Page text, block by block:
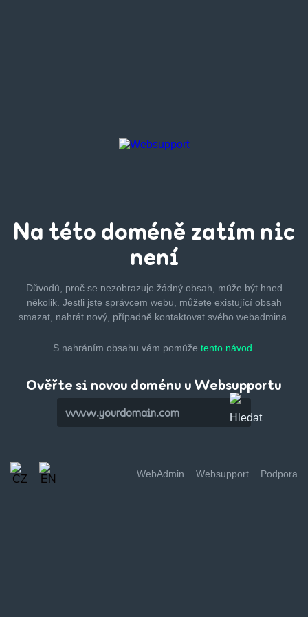
Na této doméně zatím nic
není
Důvodů, proč se nezobrazuje žádný obsah, může být hned
několik. Jestli jste správcem webu, můžete existující obsah
smazat, nahrát nový, případně kontaktovat svého webadmina.
S nahráním obsahu vám pomůže tento návod.
Ověřte si novou doménu u Websupportu
WebAdmin Websupport Podpora